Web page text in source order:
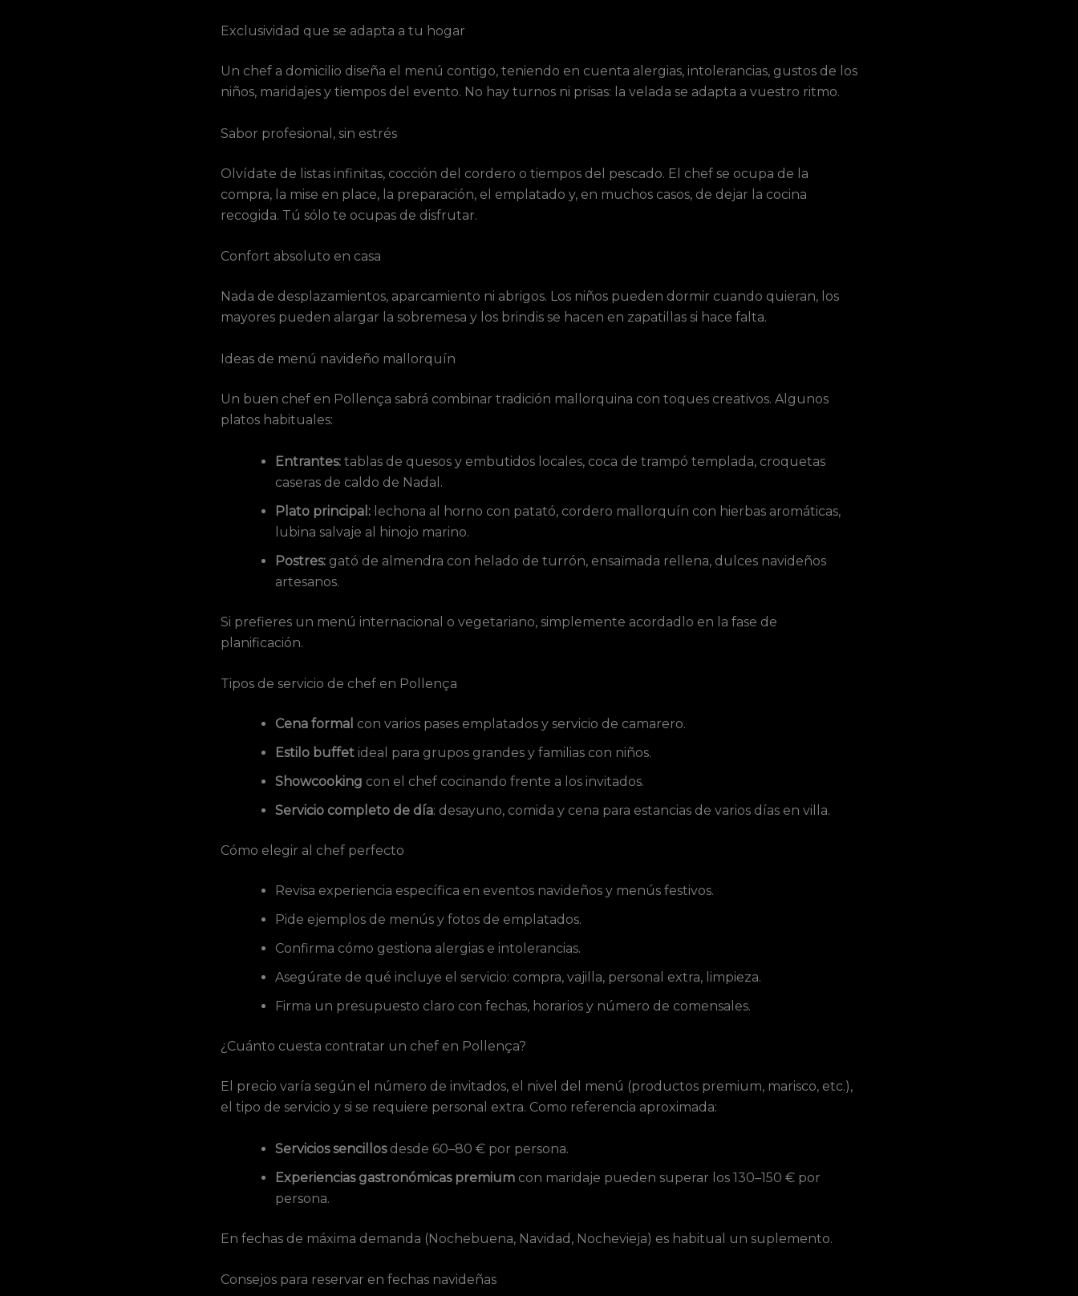
Exclusividad que se adapta a tu hogar
Un chef a domicilio diseña el menú contigo, teniendo en cuenta alergias, intolerancias, gustos de los
niños, maridajes y tiempos del evento. No hay turnos ni prisas: la velada se adapta a vuestro ritmo.
Sabor profesional, sin estrés
Olvídate de listas infinitas, cocción del cordero o tiempos del pescado. El chef se ocupa de la
compra, la mise en place, la preparación, el emplatado y, en muchos casos, de dejar la cocina
recogida. Tú sólo te ocupas de disfrutar.
Confort absoluto en casa
Nada de desplazamientos, aparcamiento ni abrigos. Los niños pueden dormir cuando quieran, los
mayores pueden alargar la sobremesa y los brindis se hacen en zapatillas si hace falta.
Ideas de menú navideño mallorquín
Un buen chef en Pollença sabrá combinar tradición mallorquina con toques creativos. Algunos
platos habituales:
Entrantes:tablas de quesos y embutidos locales, coca de trampó templada, croquetas
caseras de caldo de Nadal.
Plato principal:lechona al horno con patató, cordero mallorquín con hierbas aromáticas,
lubina salvaje al hinojo marino.
Postres:gató de almendra con helado de turrón, ensaïmada rellena, dulces navideños
artesanos.
Si prefieres un menú internacional o vegetariano, simplemente acordadlo en la fase de
planificación.
Tipos de servicio de chef en Pollença
Cena formal con varios pases emplatados y servicio de camarero.
Estilo buffetideal para grupos grandes y familias con niños.
Showcooking con el chef cocinando frente a los invitados.
Servicio completo de día: desayuno, comida y cena para estancias de varios días en villa.
Cómo elegir al chef perfecto
Revisa experiencia específica en eventos navideños y menús festivos.
Pide ejemplos de menús y fotos de emplatados.
Confirma cómo gestiona alergias e intolerancias.
Asegúrate de qué incluye el servicio: compra, vajilla, personal extra, limpieza.
Firma un presupuesto claro con fechas, horarios y número de comensales.
¿Cuánto cuesta contratar un chef en Pollença?
El precio varía según el número de invitados, el nivel del menú (productos premium, marisco, etc.),
el tipo de servicio y si se requiere personal extra. Como referencia aproximada:
Servicios sencillosdesde 60–80 € por persona.
Experiencias gastronómicas premiumcon maridaje pueden superar los 130–150 € por
persona.
En fechas de máxima demanda (Nochebuena, Navidad, Nochevieja) es habitual un suplemento.
Consejos para reservar en fechas navideñas